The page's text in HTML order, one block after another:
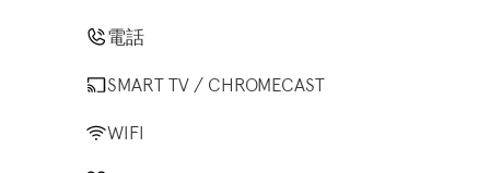
電話
SMART TV / CHROMECAST
WIFI